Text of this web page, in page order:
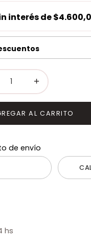
interés de
+
AL CARRITO
de envío
hs